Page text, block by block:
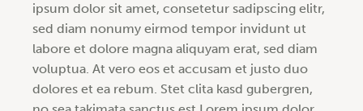
ipsum dolor sit amet, consetetur sadipscing elitr,
sed diam nonumy eirmod tempor invidunt ut
labore et dolore magna aliquyam erat, sed diam
voluptua. At vero eos et accusam et justo duo
dolores et ea rebum. Stet clita kasd gubergren,